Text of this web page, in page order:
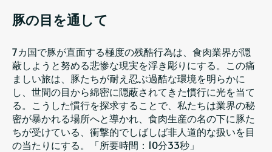
豚の目を通して
7カ国で豚が直面する極度の残酷行為は、食肉業界が隠
蔽しようと努める悲惨な現実を浮き彫りにする。この痛
ましい旅は、豚たちが耐え忍ぶ過酷な環境を明らかに
し、世間の目から綿密に隠蔽されてきた慣行に光を当て
る。こうした慣行を探求することで、私たちは業界の秘
密が暴かれる場所へと導かれ、食肉生産の名の下に豚た
ちが受けている、衝撃的でしばしば非人道的な扱いを目
の当たりにする。「所要時間：10分33秒」